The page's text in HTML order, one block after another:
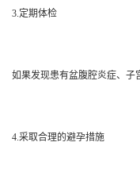
3.定期体检
如果发现患有盆腹腔炎症、子
4.采取合理的避孕措施